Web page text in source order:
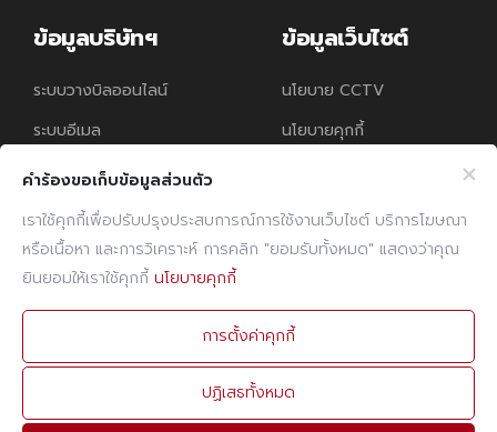
ข้อมูลบริษัทฯ
ระบบวางบิลออนไลน์
ระบบอีเมล
ข้อมูลเว็บไซต์
นโยบาย CCTV
นโยบายคุกกี้
ติดต่อเรา
02 960 1380-9
แฟกซ์
02 960 1394
อีเมล
คำร้องขอเก็บข้อมูลส่วนตัว
เราใช้คุกกี้เพื่อปรับปรุงประสบการณ์การใช้งานเว็บไซต์ บริการโฆษณา
หรือเนื้อหา และการวิเคราะห์ การคลิก "ยอมรับทั้งหมด" แสดงว่าคุณ
ยินยอมให้เราใช้คุกกี้ นโยบายคุกกี้
การตั้งค่าคุกกี้
ปฏิเสธทั้งหมด